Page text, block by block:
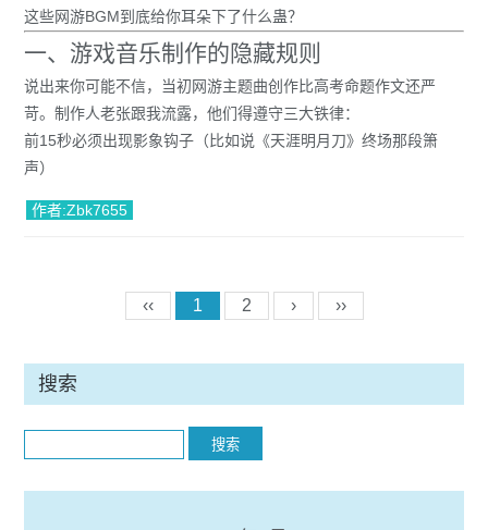
这些网游BGM到底给你耳朵下了什么蛊？
一、游戏音乐制作的隐藏规则
说出来你可能不信，当初网游主题曲创作比高考命题作文还严
苛。制作人老张跟我流露，他们得遵守三大铁律：
前15秒必须出现影象钩子 （比如说《天涯明月刀》终场那段箫
声）
作者:Zbk7655
‹‹ 1 2 › ››
搜索
Search